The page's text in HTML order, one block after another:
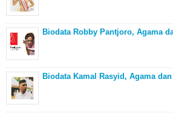
Biodata Robby Pantjoro, Agama
Biodata Kamal Rasyid, Agama